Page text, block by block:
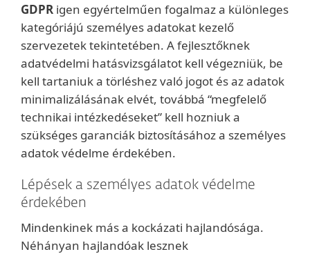
GDPR igen egyértelműen fogalmaz a különleges
kategóriájú személyes adatokat kezelő
szervezetek tekintetében. A fejlesztőknek
adatvédelmi hatásvizsgálatot kell végezniük, be
kell tartaniuk a törléshez való jogot és az adatok
minimalizálásának elvét, továbbá “megfelelő
technikai intézkedéseket” kell hozniuk a
szükséges garanciák biztosításához a személyes
adatok védelme érdekében.
Lépések a személyes adatok védelme
érdekében
Mindenkinek más a kockázati hajlandósága.
Néhányan hajlandóak lesznek